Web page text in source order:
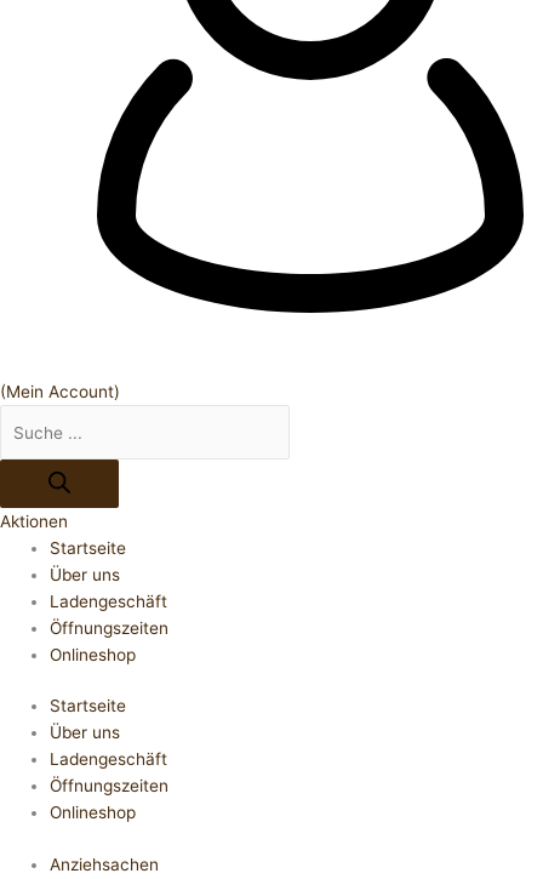
(Mein Account)
Aktionen
Startseite
Über uns
Ladengeschäft
Öffnungszeiten
Onlineshop
Startseite
Über uns
Ladengeschäft
Öffnungszeiten
Onlineshop
Anziehsachen